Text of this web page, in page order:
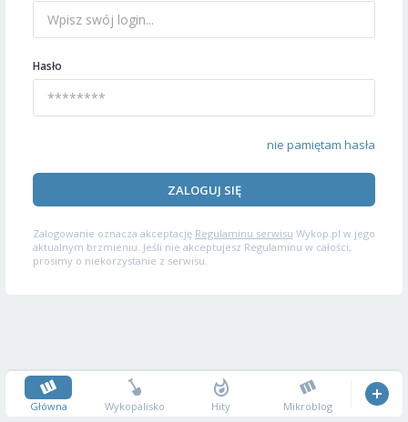
Hasło
nie pamiętam hasła
ZALOGUJ SIĘ
Zalogowanie oznacza akceptację Regulaminu serwisu Wykop.pl w jego
aktualnym brzmieniu. Jeśli nie akceptujesz Regulaminu w całości,
prosimy o niekorzystanie z serwisu.
Główna Wykopalisko Hity Mikroblog